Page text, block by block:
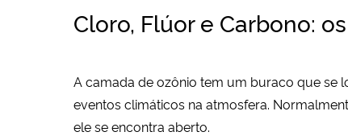
Cloro, Flúor e Carbono:
A camada de ozônio tem um buraco que se
eventos climáticos na atmosfera.
ele se encontra aberto.